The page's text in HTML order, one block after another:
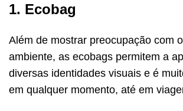
1. Ecobag
Além de mostrar preocupação com
ambiente, as ecobags permitem a
diversas identidades visuais e é
em qualquer momento, até em